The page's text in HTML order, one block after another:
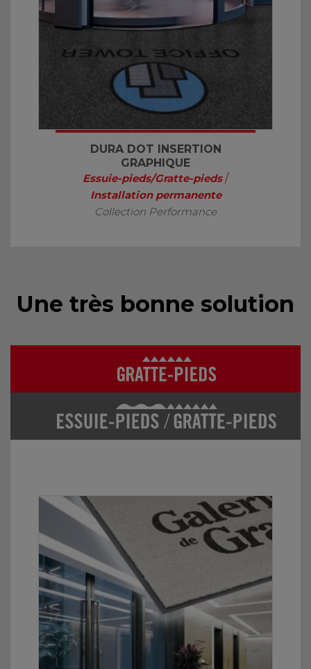
DURA DOT INSERTION
GRAPHIQUE
Essuie-pieds/Gratte-pieds /
Installation permanente
Collection Performance
Une très bonne solution